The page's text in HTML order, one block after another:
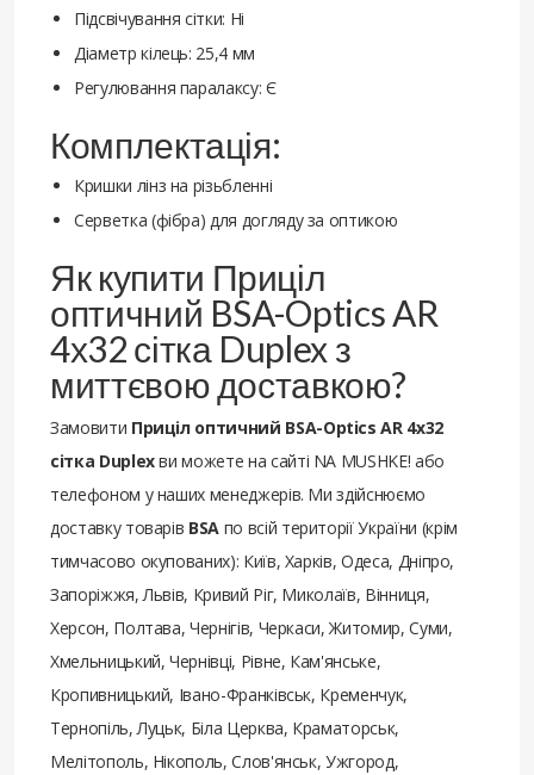
Підсвічування сітки: Ні
Діаметр кілець: 25,4 мм
Регулювання паралаксу: Є
Комплектація:
Кришки лінз на різьбленні
Серветка (фібра) для догляду за оптикою
Як купити Приціл
оптичний BSA-Optics AR
4х32 сітка Duplex з
миттєвою доставкою?
Замовити Приціл оптичний BSA-Optics AR 4х32
сітка Duplexви можете на сайті NA MUSHKE! або
телефоном у наших менеджерів. Ми здійснюємо
доставку товарів BSA по всій території України (крім
тимчасово окупованих): Київ, Харків, Одеса, Дніпро,
Запоріжжя, Львів, Кривий Ріг, Миколаїв, Вінниця,
Херсон, Полтава, Чернігів, Черкаси, Житомир, Суми,
Хмельницький, Чернівці, Рівне, Кам'янське,
Кропивницький, Івано-Франківськ, Кременчук,
Тернопіль, Луцьк, Біла Церква, Краматорськ,
Мелітополь, Нікополь, Слов'янськ, Ужгород,